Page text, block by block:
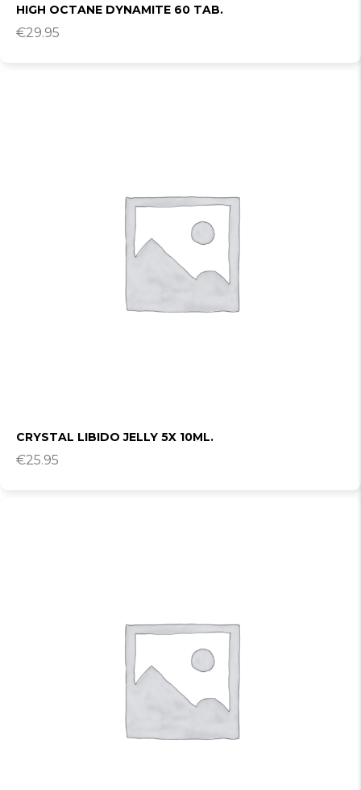
HIGH OCTANE DYNAMITE 60 TAB.
€29.95
CRYSTAL LIBIDO JELLY 5X 10ML.
€25.95